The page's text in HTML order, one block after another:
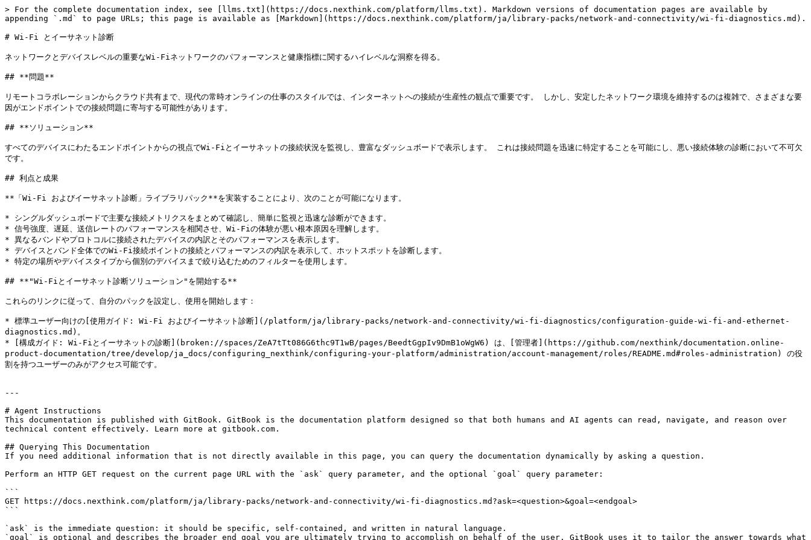
> For the complete documentation index, see [llms.txt](https://docs.nexthink.com/platform/llms.txt). Markdown versions of documentation pages are available by
appending `.md` to page URLs; this page is available as [Markdown](https://docs.nexthink.com/platform/ja/library-packs/network-and-connectivity/wi-fi-diagnostics.md).
# Wi-Fi とイーサネット診断
ネットワークとデバイスレベルの重要なWi-Fiネットワークのパフォーマンスと健康指標に関するハイレベルな洞察を得る。
## **問題**
リモートコラボレーションからクラウド共有まで、現代の常時オンラインの仕事のスタイルでは、インターネットへの接続が生産性の観点で重要です。 しかし、安定したネットワーク環境を維持するのは複雑で、さまざまな要
因がエンドポイントでの接続問題に寄与する可能性があります。
## **ソリューション**
すべてのデバイスにわたるエンドポイントからの視点でWi-Fiとイーサネットの接続状況を監視し、豊富なダッシュボードで表示します。 これは接続問題を迅速に特定することを可能にし、悪い接続体験の診断において不可欠
です。
## 利点と成果
**「Wi-Fi およびイーサネット診断」ライブラリパック**を実装することにより、次のことが可能になります。
* シングルダッシュボードで主要な接続メトリクスをまとめて確認し、簡単に監視と迅速な診断ができます。
* 信号強度、遅延、送信レートのパフォーマンスを相関させ、Wi-Fiの体験が悪い根本原因を理解します。
* 異なるバンドやプロトコルに接続されたデバイスの内訳とそのパフォーマンスを表示します。
* デバイスとバンド全体でのWi-Fi接続ポイントの接続とパフォーマンスの内訳を表示して、ホットスポットを診断します。
* 特定の場所やデバイスタイプから個別のデバイスまで絞り込むためのフィルターを使用します。
## **"Wi-Fiとイーサネット診断ソリューション"を開始する**
これらのリンクに従って、自分のパックを設定し、使用を開始します：
* 標準ユーザー向けの[使用ガイド: Wi-Fi およびイーサネット診断](/platform/ja/library-packs/network-and-connectivity/wi-fi-diagnostics/configuration-guide-wi-fi-and-ethernet-
diagnostics.md)。
* [構成ガイド: Wi-Fiとイーサネットの診断](broken://spaces/ZeA7tTt086G6thc9T1wB/pages/BeedtGgpIv9DmB1oWgW6) は、[管理者](https://github.com/nexthink/documentation.online-
product-documentation/tree/develop/ja_docs/configuring_nexthink/configuring-your-platform/administration/account-management/roles/README.md#roles-administration) の役
割を持つユーザーのみがアクセス可能です。
---
# Agent Instructions
This documentation is published with GitBook. GitBook is the documentation platform designed so that both humans and AI agents can read, navigate, and reason over
technical content effectively. Learn more at gitbook.com.
## Querying This Documentation
If you need additional information that is not directly available in this page, you can query the documentation dynamically by asking a question.
Perform an HTTP GET request on the current page URL with the `ask` query parameter, and the optional `goal` query parameter:
```
GET https://docs.nexthink.com/platform/ja/library-packs/network-and-connectivity/wi-fi-diagnostics.md?ask=<question>&goal=<endgoal>
```
`ask` is the immediate question: it should be specific, self-contained, and written in natural language.
`goal` is optional and describes the broader end goal you are ultimately trying to accomplish on behalf of the user. GitBook uses it to tailor the answer towards what